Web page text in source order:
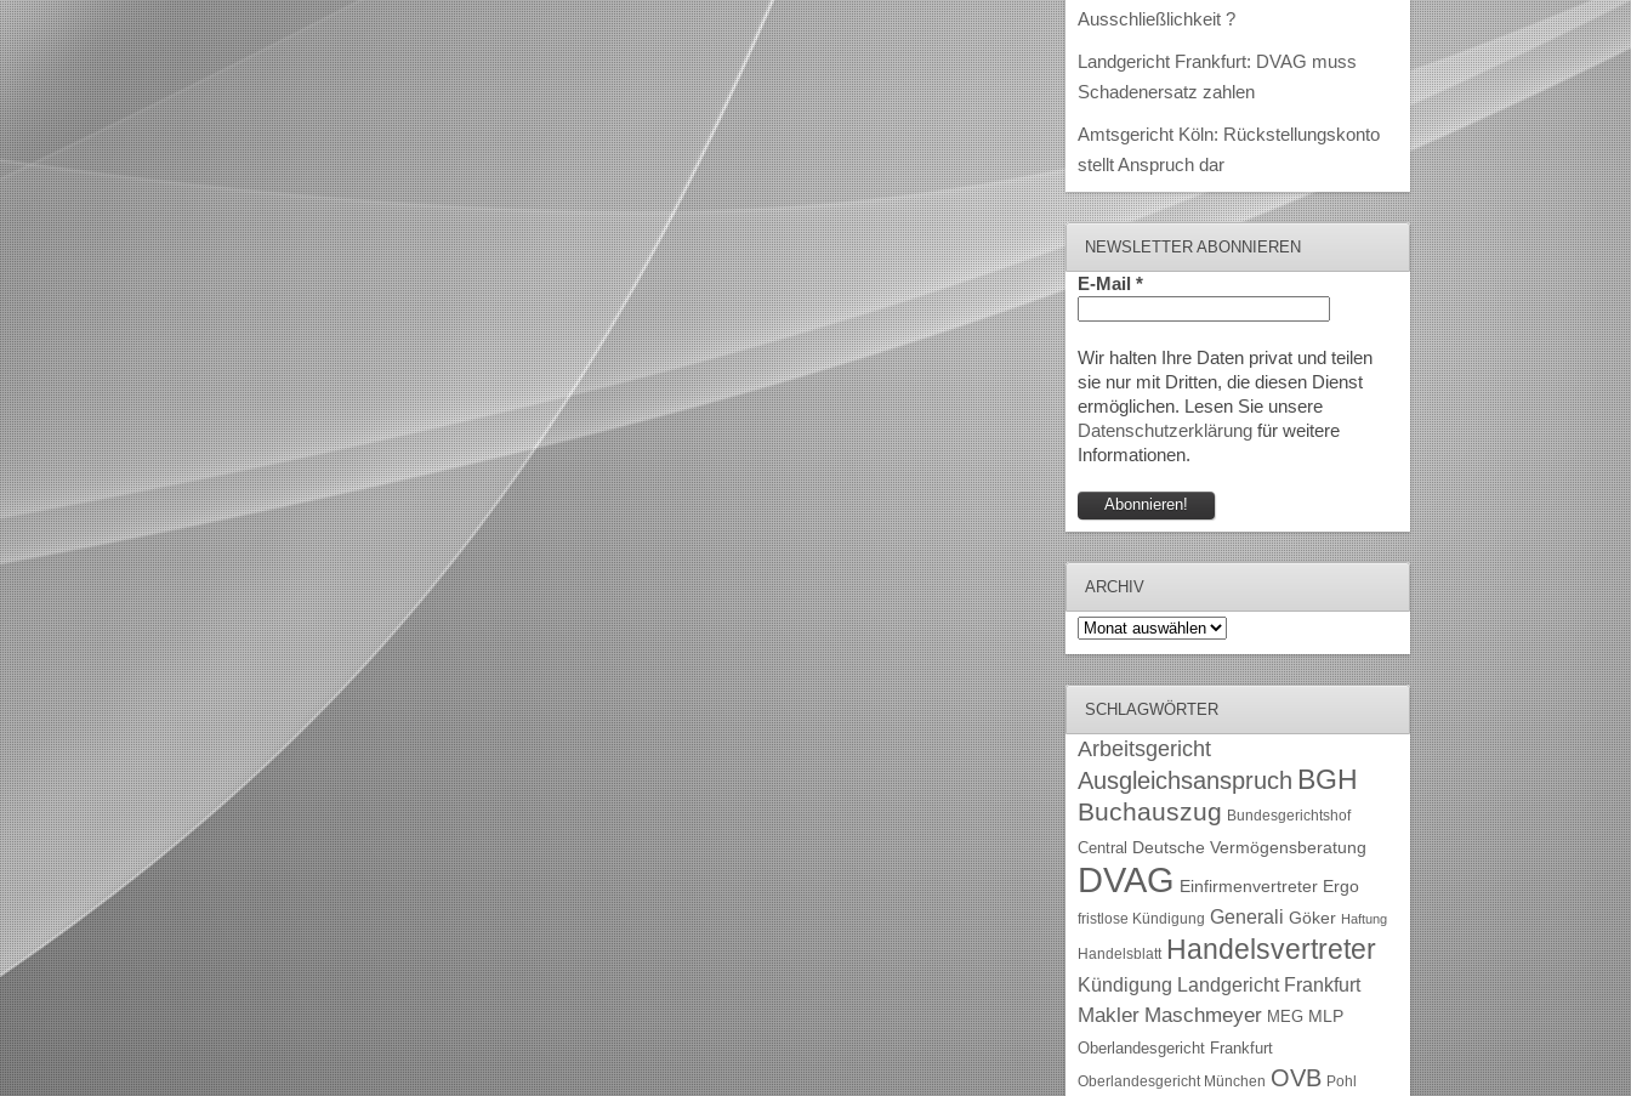
Ausschließlichkeit ?
Landgericht Frankfurt: DVAG muss
Schadenersatz zahlen
Amtsgericht Köln: Rückstellungskonto
stellt Anspruch dar
NEWSLETTER ABONNIEREN
E-Mail *
Wir halten Ihre Daten privat und teilen
sie nur mit Dritten, die diesen Dienst
ermöglichen. Lesen Sie unsere
Datenschutzerklärungfür weitere
Informationen.
ARCHIV
Archiv
SCHLAGWÖRTER
Arbeitsgericht
Ausgleichsanspruch BGH
Buchauszug Bundesgerichtshof
Central Deutsche Vermögensberatung
DVAG Einfirmenvertreter Ergo
fristlose Kündigung Generali Göker Haftung
Handelsblatt Handelsvertreter
Kündigung Landgericht Frankfurt
Makler Maschmeyer MEG MLP
Oberlandesgericht Frankfurt
Oberlandesgericht München OVB Pohl